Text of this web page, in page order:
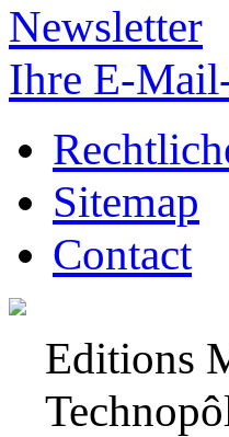
Newsletter
Ihre E-
Sitemap
Contact
Editions